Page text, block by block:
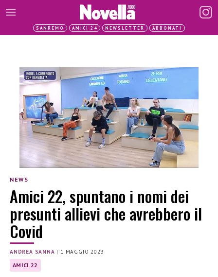
SANREMO AMICI 24 NEWSLETTER ABBONATI
NEWS
Amici 22, spuntano i nomi dei
presunti allievi che avrebbero il
Covid
ANDREA SANNA | 1 MAGGIO 2023
AMICI 22